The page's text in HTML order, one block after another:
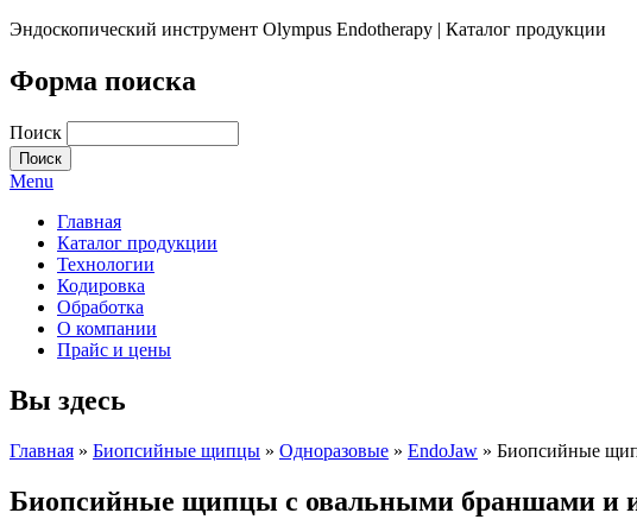
Эндоскопический инструмент Olympus Endotherapy | Каталог продукции
Форма поиска
Поиск
Menu
Главная
Каталог продукции
Технологии
Кодировка
Обработка
О компании
Прайс и цены
Вы здесь
Главная » Биопсийные щипцы » Одноразовые » EndoJaw » Биопсийные
Биопсийные щипцы с овальными браншами и